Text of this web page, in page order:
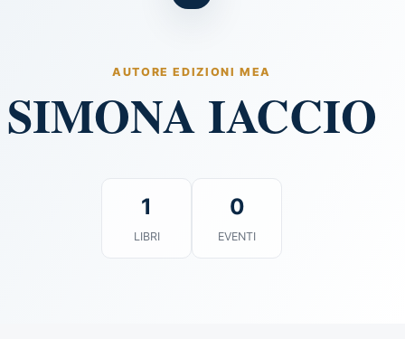
AUTORE EDIZIONI MEA
SIMONA IACCIO
1
LIBRI
0
EVENTI